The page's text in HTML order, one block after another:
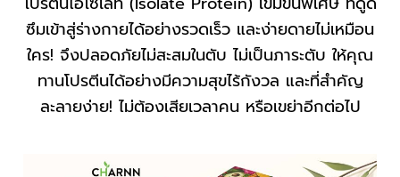
ซึมเข้าสู่ร่างกายได้อย่างรวดเร็ว และง่ายดายไม่เหมือน
ใคร! จึงปลอดภัยไม่สะสมในตับ ไม่เป็นภาระตับ ให้คุณ
ทานโปรตีนได้อย่างมีความสุขไร้กังวล และที่สำคัญ
ละลายง่าย! ไม่ต้องเสียเวลาคน หรือเขย่าอีกต่อไป